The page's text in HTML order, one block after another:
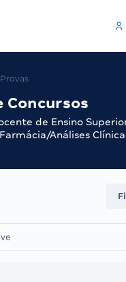
Provas
Concursos
de Ensino
Farmácia/Análises